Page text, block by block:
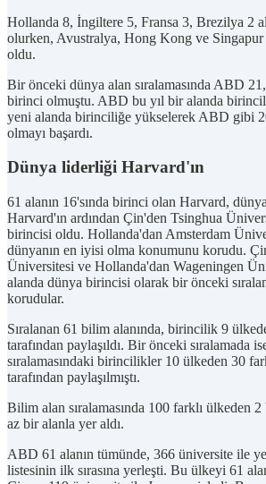
Hollanda 8, İngiltere 5, Fransa 3, Brezilya 2
olurken, Avustralya, Hong Kong ve
oldu.
Bir önceki dünya alan sıralamasında ABD
birinci olmuştu. ABD bu yıl bir alanda
yeni alanda birinciliğe yükselerek ABD gibi
olmayı başardı.
Dünya liderliği Harvard'ın
61 alanın 16'sında birinci olan Harvard,
Harvard'ın ardından Çin'den Tsinghua
birincisi oldu. Hollanda'dan Amsterdam
dünyanın en iyisi olma konumunu korudu.
Üniversitesi ve Hollanda'dan Wageningen
alanda dünya birincisi olarak bir önceki
korudular.
Sıralanan 61 bilim alanında, birincilik 9
tarafından paylaşıldı. Bir önceki sıralamada
sıralamasındaki birincilikler 10 ülkeden 30
tarafından paylaşılmıştı.
Bilim alan sıralamasında 100 farklı ülkeden
az bir alanla yer aldı.
ABD 61 alanın tümünde, 366 üniversite ile
listesinin ilk sırasına yerleşti. Bu ülkeyi 61